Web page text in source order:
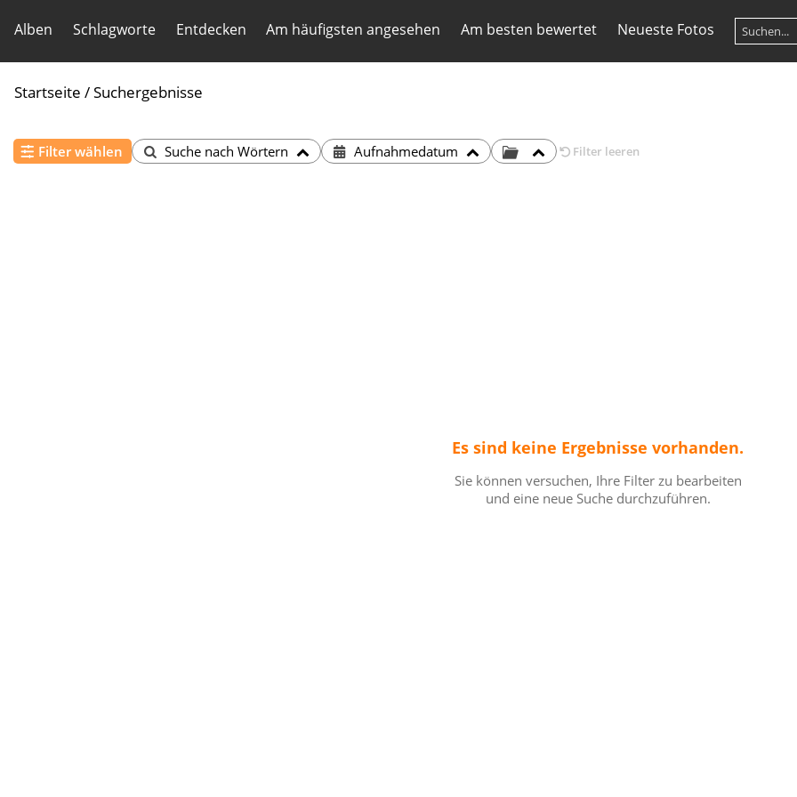
Alben Schlagworte Entdecken Am häufigsten angesehen Am besten bewertet Neueste Fotos
Startseite /Suchergebnisse
Filter wählen Suche nach Wörtern Aufnahmedatum Filter leeren
Es sind keine Ergebnisse vorhanden.
Sie können versuchen, Ihre Filter zu bearbeiten
und eine neue Suche durchzuführen.